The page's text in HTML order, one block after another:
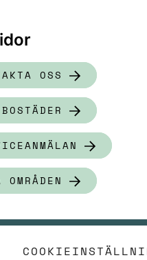
OSS
OMRÅDEN